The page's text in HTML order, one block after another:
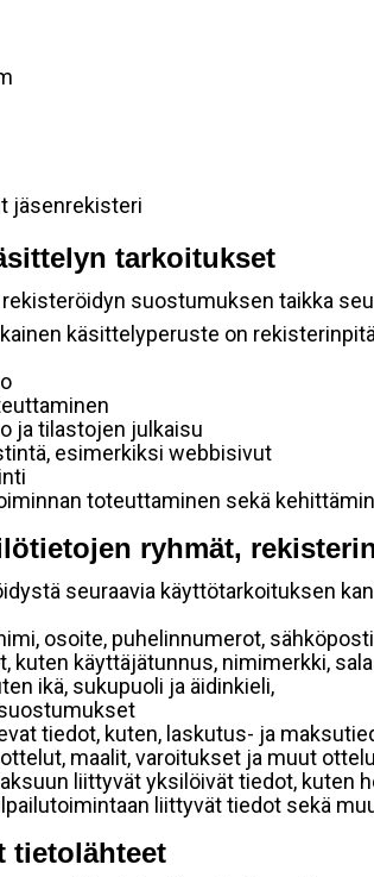
jäsenrekisteri
tarkoitukset
suostumuksen taikka
käsittelyperuste on
ja tilastojen julkaisu
esimerkiksi webbisivut
toteuttaminen sekä
ryhmät,
seuraavia käyttötarkoituksen
osoite, puhelinnumerot,
kuten käyttäjätunnus, nimimerkki,
ikä, sukupuoli ja äidinkieli,
tiedot, kuten, laskutus- ja
maalit, varoitukset ja muut
liittyvät yksilöivät tiedot, kuten
liittyvät tiedot sekä
tietolähteet